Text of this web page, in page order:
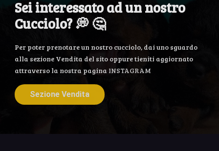
Sei interessato ad un nostro
Cucciolo? 💭 🤔
Per poter prenotare un nostro cucciolo, dai uno sguardo
alla sezione Vendita del sito oppure tieniti aggiornato
attraverso la nostra pagina INSTAGRAM
Sezione Vendita